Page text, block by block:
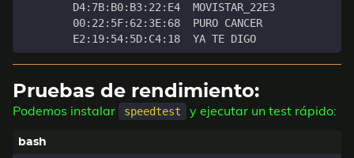
D4:7B:B0:B3:22:E4  MOVISTAR_22E3
00:22:5F:62:3E:68  PURO CANCER
E2:19:54:5D:C4:18  YA TE DIGO
Pruebas de rendimiento:
Podemos instalar speedtest y ejecutar un test rápido: